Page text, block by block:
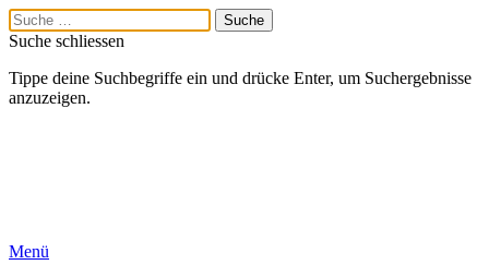
Suche schliessen
Tippe deine Suchbegriffe ein und drücke Enter, um Suchergebnisse
anzuzeigen.
Menü